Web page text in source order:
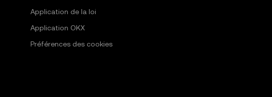
Application de la loi
Application OKX
Préférences des cookies